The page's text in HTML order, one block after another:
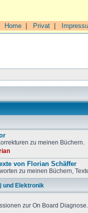
Home Privat
zu meinen Büchern.
von Florian Schäffer
zu meinen Büchern,
und Elektronik
zur On Board